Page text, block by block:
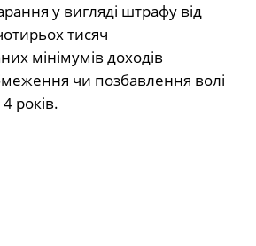
у вигляді штрафу від
тисяч
мінімумів доходів
чи позбавлення волі
років.